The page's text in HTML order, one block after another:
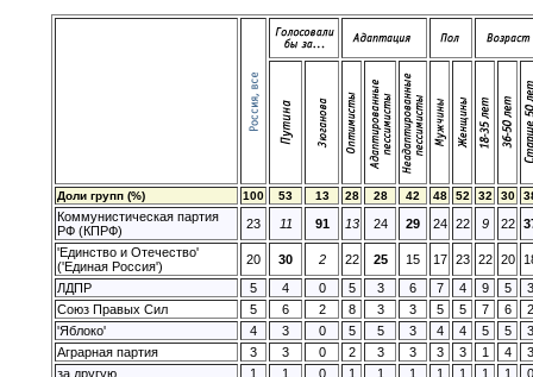
Доли групп (%) 100 53 13 28 28 42 48 52 32 30
Коммунистическая партия
РФ (КПРФ)
23 11 91 13 24 29 24 22 9 22
'Единство и Отечество'
('Единая Россия')
20 30 2 22 25 15 17 23 22 20
ЛДПР
5 4 0 5 3 6 7 4 9 5
3
Союз Правых Сил
5 6 2 8 3 3 5 5 7 6
2
'Яблоко'
4 3 0 5 5 3 4 4 5 5
3
Аграрная партия
3 3 0 2 3 3 3 3 1 4
3
за другую
1 1 0 1 1 1 1 1 1 1
0